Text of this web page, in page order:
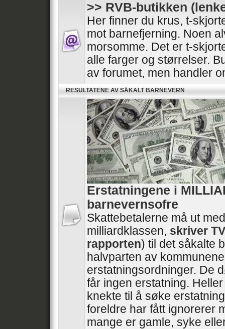
>> RVB-butikken
Her finner du krus, t-
mot barnefjerning. Noen
morsomme. Det er t-
alle farger og størrelser.
av forumet, men handler
RESULTATENE AV SÅKALT BARNEVERN
Erstatningene i
barnevernsofre
Skattebetalerne må ut
milliardklassen, skriver
rapporten) til det såkalte
halvparten av
erstatningsordninger. De
får ingen erstatning.
knekte til å søke
foreldre har fått ignorerer
mange er gamle, syke